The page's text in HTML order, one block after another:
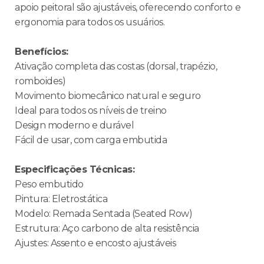
apoio peitoral são ajustáveis, oferecendo conforto e
ergonomia para todos os usuários.
Benefícios:
Ativação completa das costas (dorsal, trapézio,
romboides)
Movimento biomecânico natural e seguro
Ideal para todos os níveis de treino
Design moderno e durável
Fácil de usar, com carga embutida
Especificações Técnicas:
Peso embutido
Pintura: Eletrostática
Modelo: Remada Sentada (Seated Row)
Estrutura: Aço carbono de alta resistência
Ajustes: Assento e encosto ajustáveis